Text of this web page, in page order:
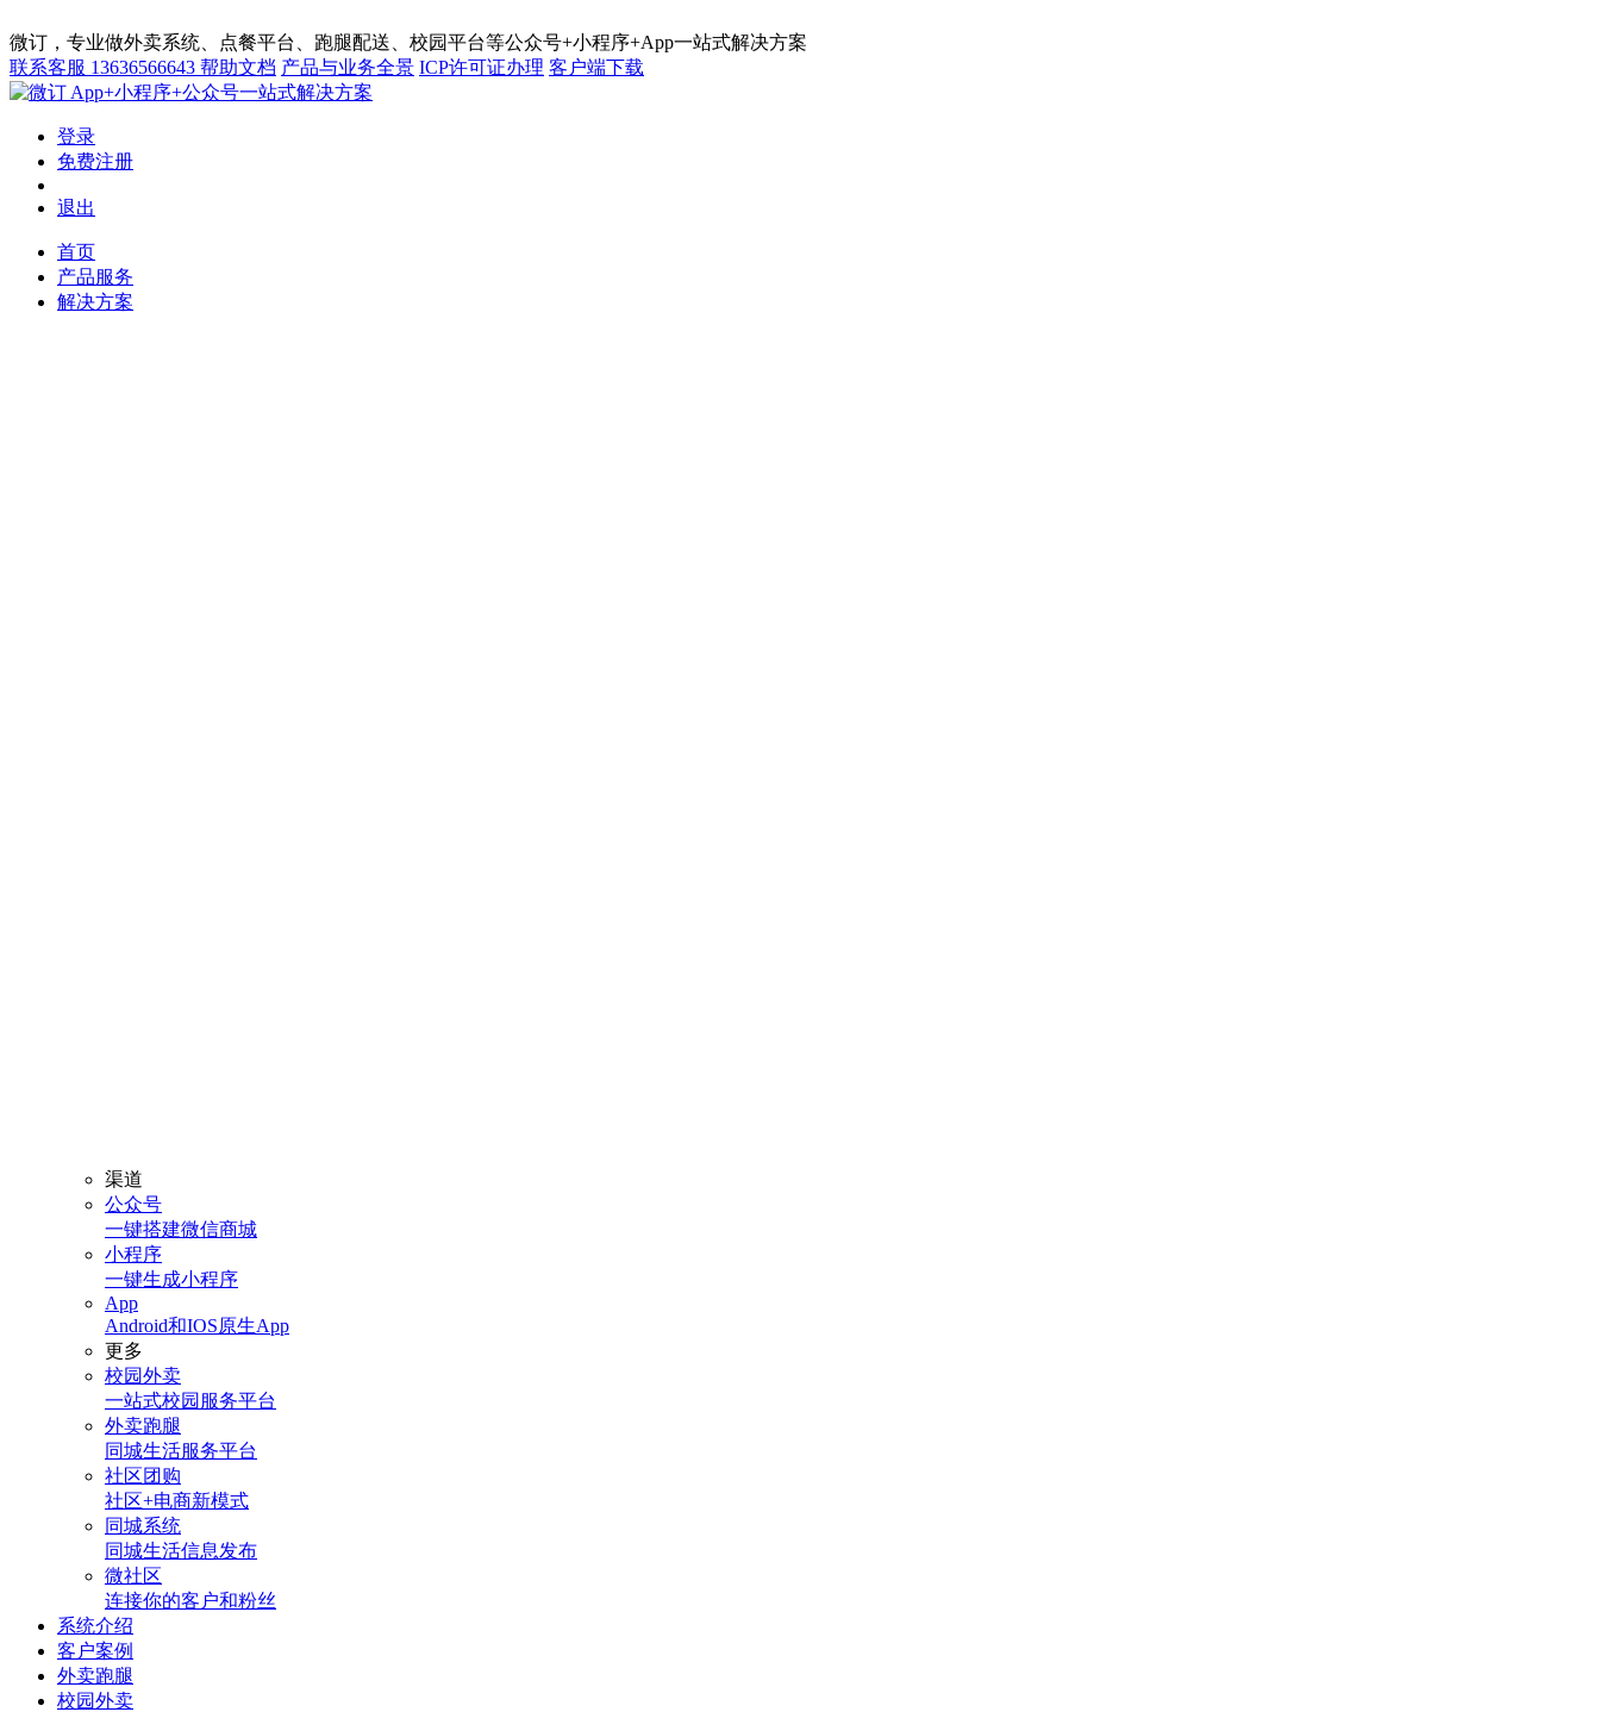
微订，专业做外卖系统、点餐平台、跑腿配送、校园平台等公众号+小程序+App一站式解决方案
联系客服 13636566643 帮助文档 产品与业务全景 ICP许可证办理 客户端下载
App+小程序+公众号一站式解决方案
登录
免费注册
退出
首页
产品服务
解决方案
渠道
公众号
一键搭建微信商城
小程序
一键生成小程序
App
Android和IOS原生App
更多
校园外卖
一站式校园服务平台
外卖跑腿
同城生活服务平台
社区团购
社区+电商新模式
同城系统
同城生活信息发布
微社区
连接你的客户和粉丝
系统介绍
客户案例
外卖跑腿
校园外卖